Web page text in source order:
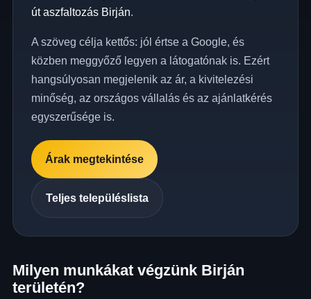
út aszfaltozás Birján.
A szöveg célja kettős: jól értse a Google, és
közben meggyőző legyen a látogatónak is. Ezért
hangsúlyosan megjelenik az ár, a kivitelezési
minőség, az országos vállalás és az ajánlatkérés
egyszerűsége is.
Árak megtekintése
Teljes településlista
Milyen munkákat végzünk Birján
területén?